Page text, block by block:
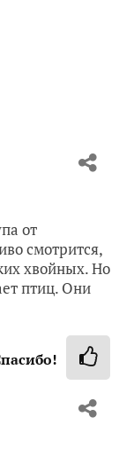
от
смотрится,
хвойных. Но
птиц. Они